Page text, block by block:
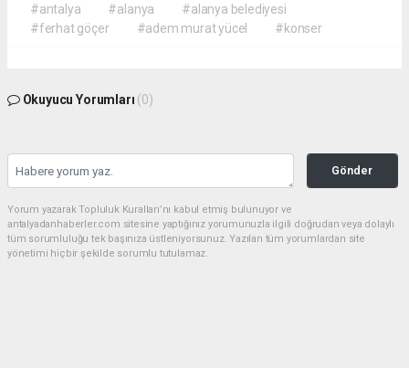
#antalya #alanya
#alanya belediyesi
#ferhat göçer
#adem murat yücel #konser
Okuyucu Yorumları (0)
Gönder
Yorum yazarak Topluluk Kuralları’nı kabul etmiş bulunuyor ve
antalyadanhaberler.com sitesine yaptığınız yorumunuzla ilgili doğrudan veya dolaylı
tüm sorumluluğu tek başınıza üstleniyorsunuz. Yazılan tüm yorumlardan site
yönetimi hiçbir şekilde sorumlu tutulamaz.